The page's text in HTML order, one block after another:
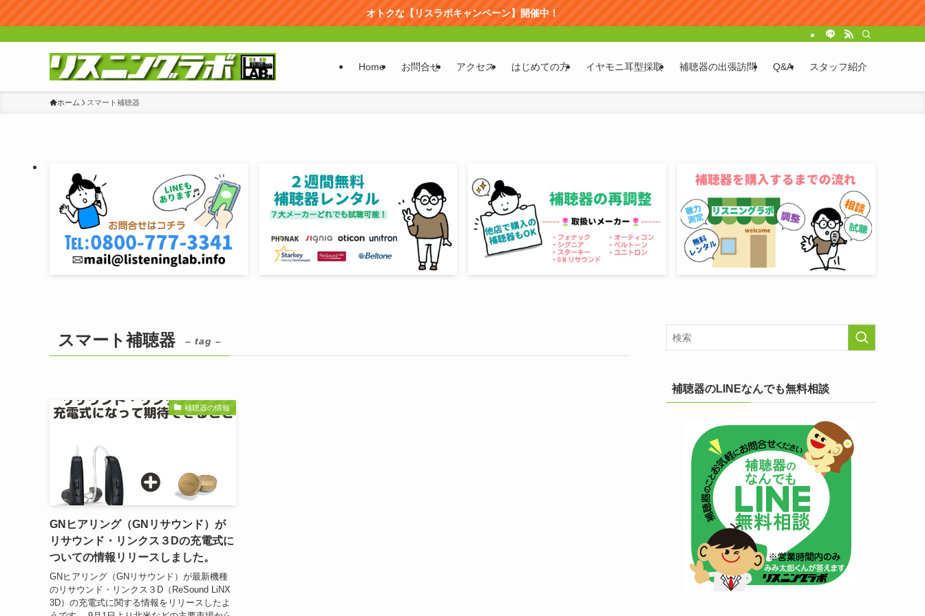
オトクな【リスラボキャンペーン】開催中！
Home お問合せ アクセス はじめての方 イヤモニ耳型採取 補聴器の出張訪問 Q&A スタッフ紹介
ホーム スマート補聴器
スマート補聴器 – tag –
補聴器の情報
GNヒアリング（GNリサウンド）が
リサウンド・リンクス３Dの充電式に
ついての情報リリースしました。
GNヒアリング（GNリサウンド）が最新機種
のリサウンド・リンクス３D（ReSound LiNX
3D）の充電式に関する情報をリリースしたよ
補聴器のLINEなんでも無料相談